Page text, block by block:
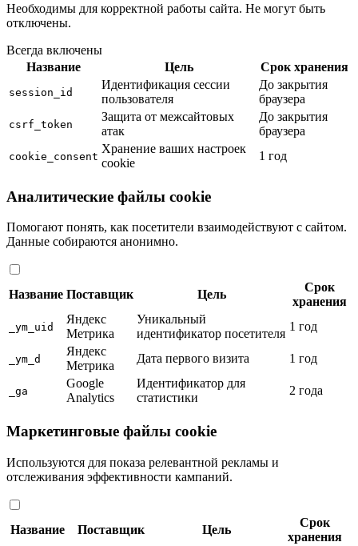
Необходимы для корректной работы сайта. Не могут быть
отключены.
Всегда включены
Название
Цель Срок хранения
session_id
Идентификация сессии
пользователя
До закрытия
браузера
csrf_token
Защита от межсайтовых
атак
До закрытия
браузера
cookie_consent
Хранение ваших настроек
cookie
1 год
Аналитические файлы cookie
Помогают понять, как посетители взаимодействуют с сайтом.
Данные собираются анонимно.
Название Поставщик Цель
Срок
хранения
_ym_uid
Яндекс
Метрика
Уникальный
идентификатор посетителя
1 год
_ym_d
Яндекс
Метрика
Дата первого визита 1 год
_ga
Google
Analytics
Идентификатор для
статистики
2 года
Маркетинговые файлы cookie
Используются для показа релевантной рекламы и
отслеживания эффективности кампаний.
Название Поставщик Цель
Срок
хранения